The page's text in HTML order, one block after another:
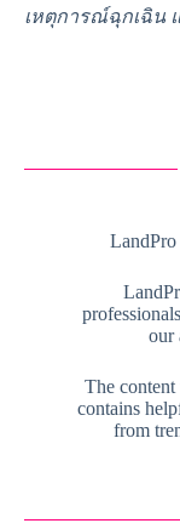
เหตุการณ์ฉุกเฉิน
our
The
contains
from